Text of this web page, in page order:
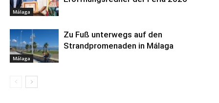
Málaga
Málaga
Zu Fuß unterwegs auf den
Strandpromenaden in Málaga